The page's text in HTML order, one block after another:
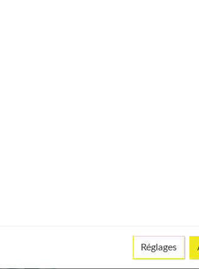
qui permet de réfléchir à de nouvelles idées.
en mouvement (avec des changements
par des événements qu'il ne comprend
Réglages